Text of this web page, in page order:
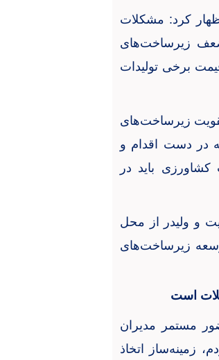
کرد: مشکلات
زیرساخت‌های
برخی تولیدات
زیرساخت‌های
در دست اقدام و
باید در
و ولیدر از محل
زیرساخت‌های
است
مستمر مدیران
زمینه‌ساز اتخاذ